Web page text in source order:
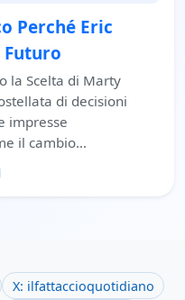
Perché Eric
Futuro
la Scelta di Marty
di decisioni
impresse
il cambio…
X: ilfattaccioquotidiano